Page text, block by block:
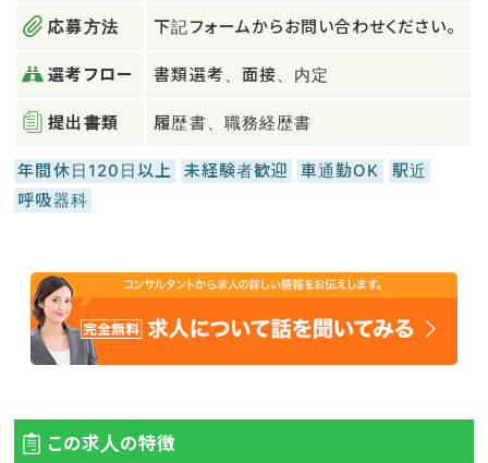
応募方法 下記フォームからお問い合わせください。
選考フロー 書類選考、面接、内定
提出書類 履歴書、職務経歴書
年間休日120日以上 未経験者歓迎 車通勤OK
駅近
呼吸器科
この求人の特徴